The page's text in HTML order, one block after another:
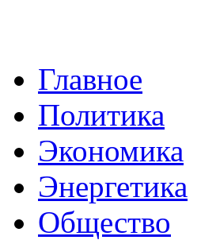
Главное
Политика
Экономика
Энергетика
Общество